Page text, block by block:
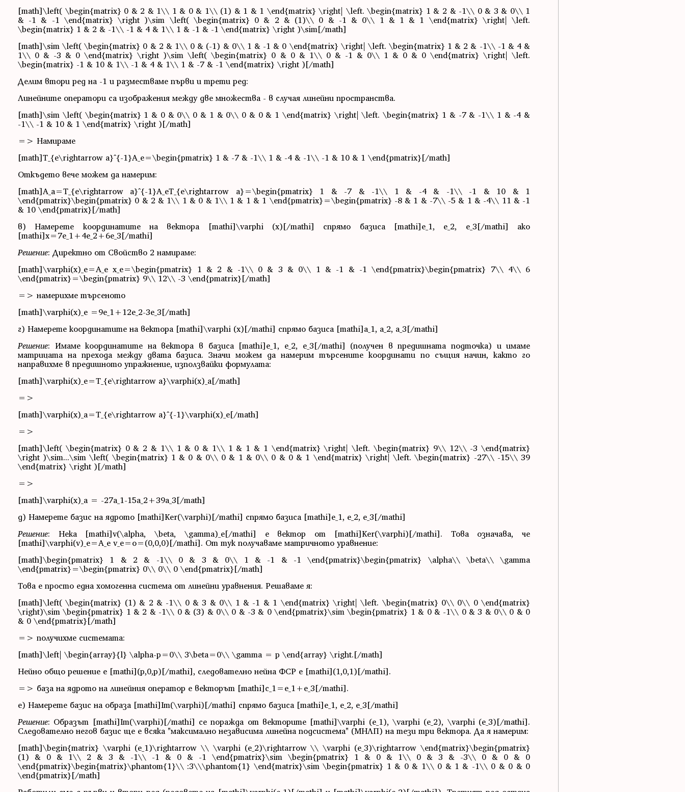
[math]\left( \begin{matrix} 0 & 2 & 1\\ 1 & 0 & 1\\ (1) & 1 & 1 \end{matrix} \right| \left. \begin{matrix} 1 & 2 & -1\\ 0 & 3 & 0\\ 1
& -1 & -1 \end{matrix} \right )\sim \left( \begin{matrix} 0 & 2 & (1)\\ 0 & -1 & 0\\ 1 & 1 & 1 \end{matrix} \right| \left.
\begin{matrix} 1 & 2 & -1\\ -1 & 4 & 1\\ 1 & -1 & -1 \end{matrix} \right )\sim[/math]
[math]\sim \left( \begin{matrix} 0 & 2 & 1\\ 0 & (-1) & 0\\ 1 & -1 & 0 \end{matrix} \right| \left. \begin{matrix} 1 & 2 & -1\\ -1 & 4 &
1\\ 0 & -3 & 0 \end{matrix} \right )\sim \left( \begin{matrix} 0 & 0 & 1\\ 0 & -1 & 0\\ 1 & 0 & 0 \end{matrix} \right| \left.
\begin{matrix} -1 & 10 & 1\\ -1 & 4 & 1\\ 1 & -7 & -1 \end{matrix} \right )[/math]
Делим втори ред на -1 и разместваме първи и трети ред:
Линейните оператори са изображения между две множества - в случая линейни пространства.
[math]\sim \left( \begin{matrix} 1 & 0 & 0\\ 0 & 1 & 0\\ 0 & 0 & 1 \end{matrix} \right| \left. \begin{matrix} 1 & -7 & -1\\ 1 & -4 &
-1\\ -1 & 10 & 1 \end{matrix} \right )[/math]
=> Намираме
[math]T_{e\rightarrow a}^{-1}A_e=\begin{pmatrix} 1 & -7 & -1\\ 1 & -4 & -1\\ -1 & 10 & 1 \end{pmatrix}[/math]
Откъдето вече можем да намерим:
[math]A_a=T_{e\rightarrow a}^{-1}A_eT_{e\rightarrow a}=\begin{pmatrix} 1 & -7 & -1\\ 1 & -4 & -1\\ -1 & 10 & 1
\end{pmatrix}\begin{pmatrix} 0 & 2 & 1\\ 1 & 0 & 1\\ 1 & 1 & 1 \end{pmatrix}=\begin{pmatrix} -8 & 1 & -7\\ -5 & 1 & -4\\ 11 & -1
& 10 \end{pmatrix}[/math]
в) Намерете координатите на вектора [mathi]\varphi (x)[/mathi] спрямо базиса [mathi]е_1, е_2, e_3[/mathi] ако
[mathi]x=7e_1+4e_2+6e_3[/mathi]
Решение: Директно от Свойство 2 намираме:
[math]\varphi(x)_e=A_e x_e=\begin{pmatrix} 1 & 2 & -1\\ 0 & 3 & 0\\ 1 & -1 & -1 \end{pmatrix}\begin{pmatrix} 7\\ 4\\ 6
\end{pmatrix}=\begin{pmatrix} 9\\ 12\\ -3 \end{pmatrix}[/math]
=> намерихме търсеното
[math]\varphi(x)_e =9e_1+12e_2-3e_3[/math]
г) Намерете координатите на вектора [mathi]\varphi (x)[/mathi] спрямо базиса [mathi]a_1, a_2, a_3[/mathi]
Решение: Имаме координатите на вектора в базиса [mathi]е_1, е_2, e_3[/mathi] (получен в предишната подточка) и имаме
матрицата на прехода между двата базиса. Значи можем да намерим търсените координати по същия начин, както го
направихме в предишното упражнение, използвайки формулата:
[math]\varphi(x)_e=T_{e\rightarrow a}\varphi(x)_a[/math]
=>
[math]\varphi(x)_a=T_{e\rightarrow a}^{-1}\varphi(x)_e[/math]
=>
[math]\left( \begin{matrix} 0 & 2 & 1\\ 1 & 0 & 1\\ 1 & 1 & 1 \end{matrix} \right| \left. \begin{matrix} 9\\ 12\\ -3 \end{matrix}
\right )\sim...\sim \left( \begin{matrix} 1 & 0 & 0\\ 0 & 1 & 0\\ 0 & 0 & 1 \end{matrix} \right| \left. \begin{matrix} -27\\ -15\\ 39
\end{matrix} \right )[/math]
=>
[math]\varphi(x)_a = -27a_1-15a_2+39a_3[/math]
д) Намерете базис на ядрото [mathi]Ker(\varphi)[/mathi] спрямо базиса [mathi]e_1, e_2, e_3[/mathi]
Решение: Нека [mathi]v(\alpha, \beta, \gamma)_e[/mathi] е вектор от [mathi]Ker(\varphi)[/mathi]. Това означава, че
[mathi]\varphi(v)_e=A_e v_e=o=(0,0,0)[/mathi]. От тук получаваме матричното уравнение:
[math]\begin{pmatrix} 1 & 2 & -1\\ 0 & 3 & 0\\ 1 & -1 & -1 \end{pmatrix}\begin{pmatrix} \alpha\\ \beta\\ \gamma
\end{pmatrix}=\begin{pmatrix} 0\\ 0\\ 0 \end{pmatrix}[/math]
Това е просто една хомогенна система от линейни уравнения. Решаваме я:
[math]\left( \begin{matrix} (1) & 2 & -1\\ 0 & 3 & 0\\ 1 & -1 & 1 \end{matrix} \right| \left. \begin{matrix} 0\\ 0\\ 0 \end{matrix}
\right)\sim \begin{pmatrix} 1 & 2 & -1\\ 0 & (3) & 0\\ 0 & -3 & 0 \end{pmatrix}\sim \begin{pmatrix} 1 & 0 & -1\\ 0 & 3 & 0\\ 0 & 0
& 0 \end{pmatrix}[/math]
=> получихме системата:
[math]\left| \begin{array}{l} \alpha-p=0\\ 3\beta=0\\ \gamma = p \end{array} \right.[/math]
Нейно общо решение е [mathi](p,0,p)[/mathi], следователно нейна ФСР е [mathi](1,0,1)[/mathi].
=> база на ядрото на линейния оператор е векторът [mathi]c_1=e_1+e_3[/mathi].
e) Намерете базис на образа [mathi]Im(\varphi)[/mathi] спрямо базиса [mathi]e_1, e_2, e_3[/mathi]
Решение: Образът [mathi]Im(\varphi)[/mathi] се поражда от векторите [mathi]\varphi (e_1), \varphi (e_2), \varphi (e_3)[/mathi].
Следователно негов базис ще е всяка "максимално независима линейна подсистема" (МНЛП) на тези три вектора. Да я намерим:
[math]\begin{matrix} \varphi (e_1)\rightarrow \\ \varphi (e_2)\rightarrow \\ \varphi (e_3)\rightarrow \end{matrix}\begin{pmatrix}
(1) & 0 & 1\\ 2 & 3 & -1\\ -1 & 0 & -1 \end{pmatrix}\sim \begin{pmatrix} 1 & 0 & 1\\ 0 & 3 & -3\\ 0 & 0 & 0
\end{pmatrix}\begin{matrix}\phantom{1}\\ :3\\\phantom{1} \end{matrix}\sim \begin{pmatrix} 1 & 0 & 1\\ 0 & 1 & -1\\ 0 & 0 & 0
\end{pmatrix}[/math]